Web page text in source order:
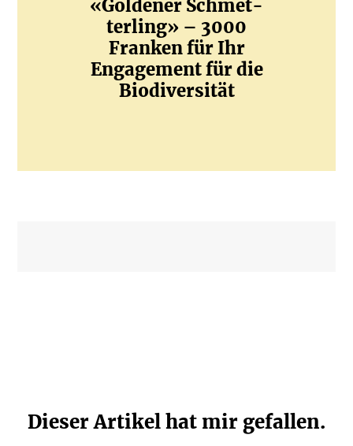
«Goldener Schmet­
terling» – 3000
Franken für Ihr
Engagement für die
Biodi­ver­sität
Dieser Artikel hat mir gefallen.